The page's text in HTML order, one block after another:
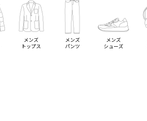
メンズ
トップス
メンズ
パンツ
メンズ
シューズ